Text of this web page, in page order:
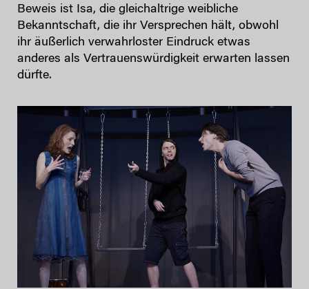
Beweis ist Isa, die gleichaltrige weibliche
Bekanntschaft, die ihr Versprechen hält, obwohl
ihr äußerlich verwahrloster Eindruck etwas
anderes als Vertrauenswürdigkeit erwarten lassen
dürfte.